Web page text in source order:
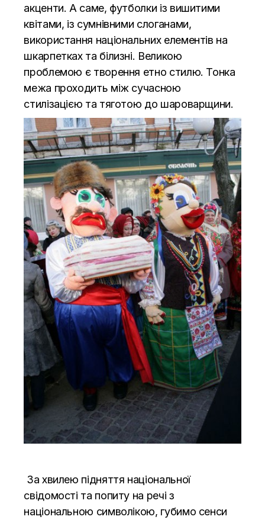
акценти. А саме, футболки із вишитими
квітами, із сумнівними слоганами,
використання національних елементів на
шкарпетках та білизні. Великою
проблемою є творення етно стилю. Тонка
межа проходить між сучасною
стилізацією та тяготою до шароварщини.
За хвилею підняття національної
свідомості та попиту на речі з
національною символікою, губимо сенси